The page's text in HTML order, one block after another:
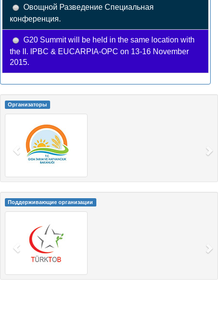
Овощной Разведение Специальная
конференция.
G20 Summit will be held in the same location with
the II. IPBC & EUCARPIA-OPC on 13-16 November
2015.
Oрганизаторы
Поддерживающие организации